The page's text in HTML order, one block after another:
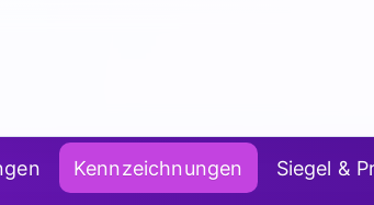
Kennzeichnungen Siegel &